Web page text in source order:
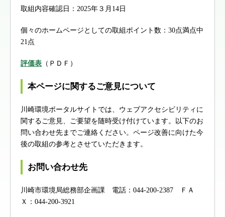
取組内容確認日：2025年３月14日
個々のホームページとしての取組ポイント数：30点満点中
21点
評価表 （ＰＤＦ）
本ページに関するご意見について
川崎環境ポータルサイトでは、ウェブアクセシビリティに
関するご意見、ご要望を随時受け付けています。以下のお
問い合わせ先までご連絡ください。ページ改善に向けた今
後の取組の参考とさせていただきます。
お問い合わせ先
川崎市環境局総務部企画課 電話：044-200-2387 ＦＡ
Ｘ：044-200-3921